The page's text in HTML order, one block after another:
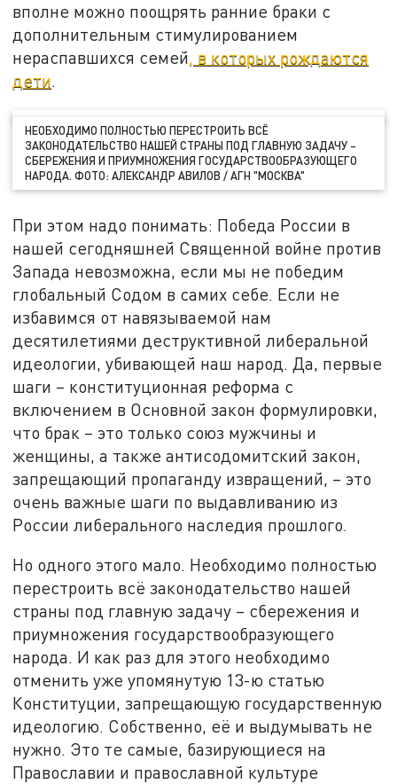
вполне можно поощрять ранние браки с
дополнительным стимулированием
нераспавшихся семей, в которых рождаются
дети.
НЕОБХОДИМО ПОЛНОСТЬЮ ПЕРЕСТРОИТЬ ВСЁ
ЗАКОНОДАТЕЛЬСТВО НАШЕЙ СТРАНЫ ПОД ГЛАВНУЮ ЗАДАЧУ –
СБЕРЕЖЕНИЯ И ПРИУМНОЖЕНИЯ ГОСУДАРСТВООБРАЗУЮЩЕГО
НАРОДА. ФОТО: АЛЕКСАНДР АВИЛОВ / АГН "МОСКВА"
При этом надо понимать: Победа России в
нашей сегодняшней Священной войне против
Запада невозможна, если мы не победим
глобальный Содом в самих себе. Если не
избавимся от навязываемой нам
десятилетиями деструктивной либеральной
идеологии, убивающей наш народ. Да, первые
шаги – конституционная реформа с
включением в Основной закон формулировки,
что брак – это только союз мужчины и
женщины, а также антисодомитский закон,
запрещающий пропаганду извращений, – это
очень важные шаги по выдавливанию из
России либерального наследия прошлого.
Но одного этого мало. Необходимо полностью
перестроить всё законодательство нашей
страны под главную задачу – сбережения и
приумножения государствообразующего
народа. И как раз для этого необходимо
отменить уже упомянутую 13-ю статью
Конституции, запрещающую государственную
идеологию. Собственно, её и выдумывать не
нужно. Это те самые, базирующиеся на
Православии и православной культуре